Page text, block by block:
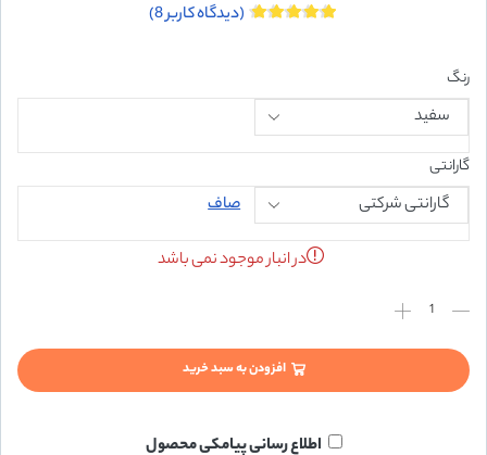
(دیدگاه کاربر8
)
رنگ
گارانتی
صاف
در انبار موجود نمی باشد
افزودن به سبد خرید
اطلاع رسانی پیامکی محصول